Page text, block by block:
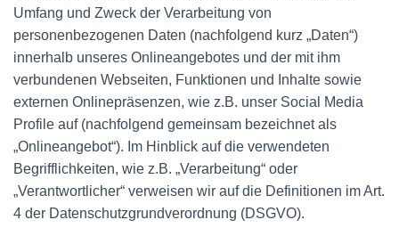
Umfang und Zweck der Verarbeitung von
personenbezogenen Daten (nachfolgend kurz „Daten“)
innerhalb unseres Onlineangebotes und der mit ihm
verbundenen Webseiten, Funktionen und Inhalte sowie
externen Onlinepräsenzen, wie z.B. unser Social Media
Profile auf (nachfolgend gemeinsam bezeichnet als
„Onlineangebot“). Im Hinblick auf die verwendeten
Begrifflichkeiten, wie z.B. „Verarbeitung“ oder
„Verantwortlicher“ verweisen wir auf die Definitionen im Art.
4 der Datenschutzgrundverordnung (DSGVO).